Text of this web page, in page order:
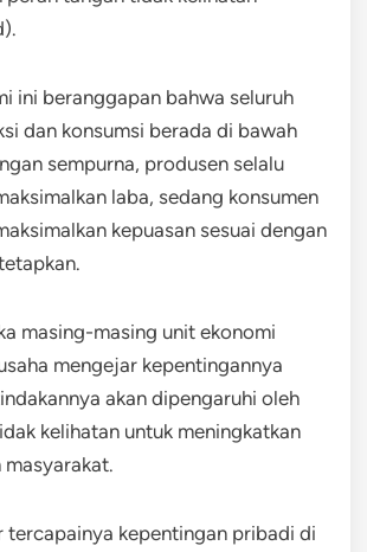
ini beranggapan bahwa seluruh
dan konsumsi berada di bawah
sempurna, produsen selalu
laba, sedang konsumen
kepuasan sesuai dengan
masing-masing unit ekonomi
mengejar kepentingannya
akan dipengaruhi oleh
kelihatan untuk meningkatkan
tercapainya kepentingan pribadi di